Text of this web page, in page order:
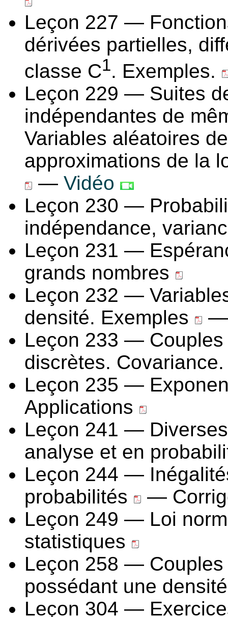
Leçon 227 —
dérivées partielles,
classe C1. Exemples.
Leçon 229 — Suites
indépendantes de
Variables aléatoires
approximations de la
— Vidéo
Leçon 230 —
indépendance,
Leçon 231 —
grands nombres
Leçon 232 —
densité. Exemples
—
Leçon 233 —
discrètes.
Leçon 235 —
Applications
Leçon 241 —
analyse et en
Leçon 244 —
probabilités
—
Leçon 249 — Loi
statistiques
Leçon 258 —
possédant une
Leçon 304 —